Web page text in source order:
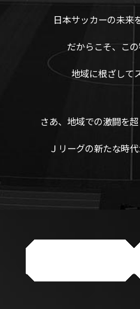
日本サッカーの未来
だからこそ、この
地域に根ざして
さあ、地域での激闘を
Ｊリーグの新たな時